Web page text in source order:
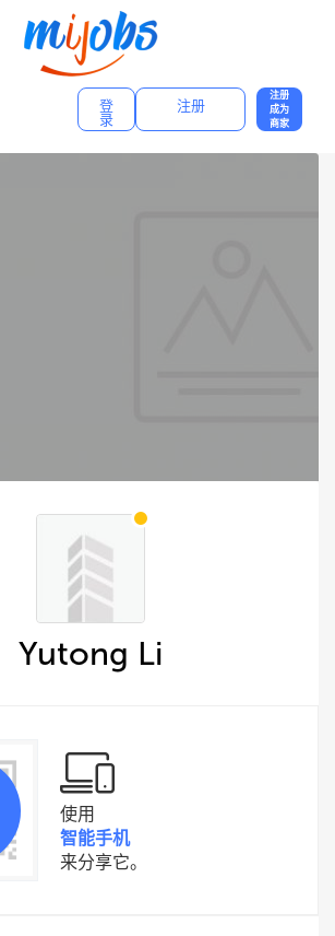
登
录
注册
注册
成为
商家
Yutong Li
使用
智能手机
来分享它。